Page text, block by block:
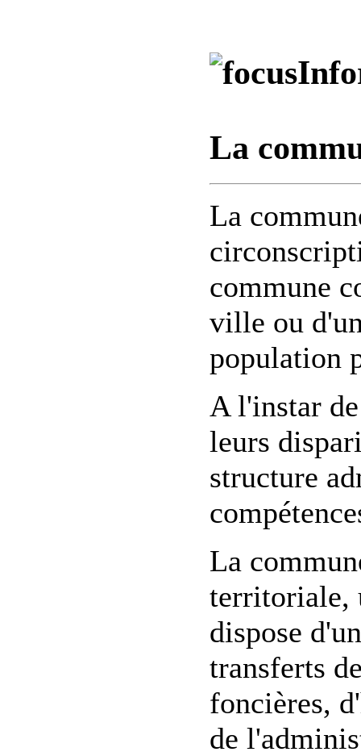
La
La
commune
ville ou
population
A l'instar
leurs
structure
La
territoriale,
dispose
transferts
foncières,
de